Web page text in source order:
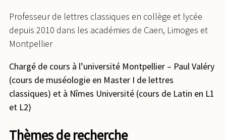
Professeur de lettres classiques en collège et lycée
depuis 2010 dans les académies de Caen, Limoges et
Montpellier
Chargé de cours à l’université Montpellier – Paul Valéry
(cours de muséologie en Master I de lettres
classiques) et à Nîmes Université (cours de Latin en L1
et L2)
Thèmes de recherche